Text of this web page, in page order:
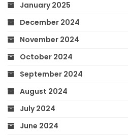
January 2025
December 2024
November 2024
October 2024
September 2024
August 2024
July 2024
June 2024